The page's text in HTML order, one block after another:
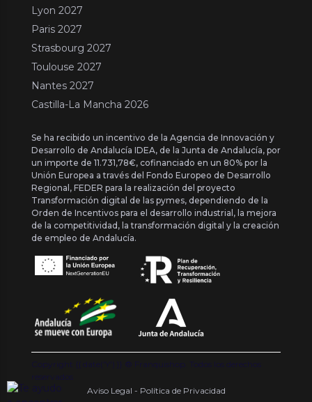
Lyon 2027
Paris 2027
Strasbourg 2027
Toulouse 2027
Nantes 2027
Castilla-La Mancha 2026
Se ha recibido un incentivo de la Agencia de Innovación y
Desarrollo de Andalucía IDEA, de la Junta de Andalucía, por
un importe de 11.731,78€, cofinanciado en un 80% por la
Unión Europea a través del Fondo Europeo de Desarrollo
Regional, FEDER para la realización del proyecto
Transformación digital de las pymes, dependiendo de la
Orden de Incentivos para el desarrollo industrial, la mejora
de la competitividad, la transformación digital y la creación
de empleo de Andalucía.
Copyright {{ date('Y') }} ® Franquishop. Todos los derechos
reservados
Aviso Legal - Política de Privacidad